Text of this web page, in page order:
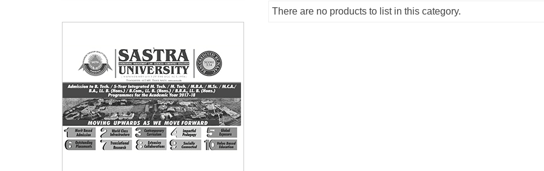
There are no products to list in this category.